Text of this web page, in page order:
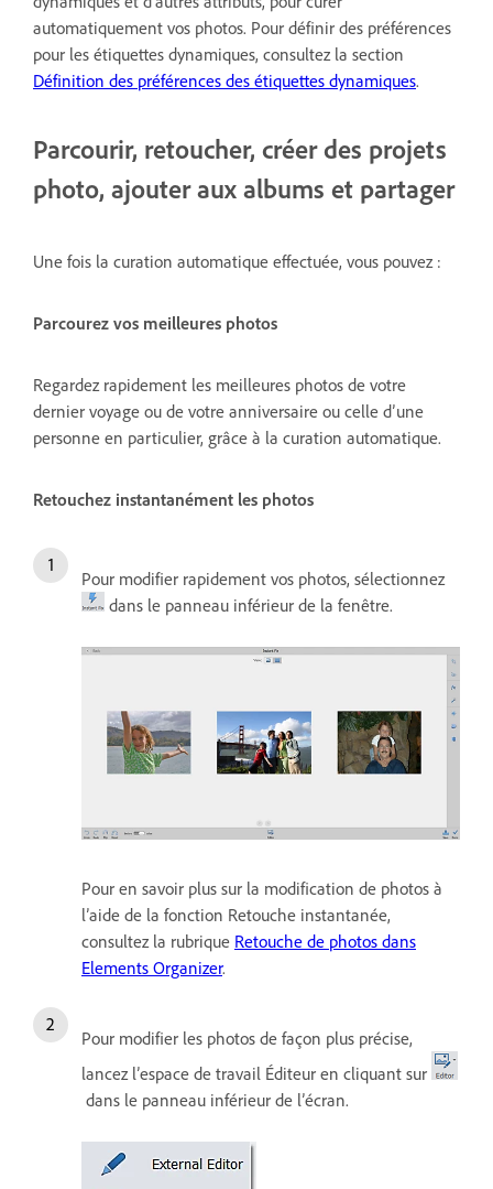
automatiquement vos photos. Pour définir des préférences
pour les étiquettes dynamiques, consultez la section
Définition des préférences des étiquettes dynamiques.
Parcourir, retoucher, créer des projets
photo, ajouter aux albums et partager
Une fois la curation automatique effectuée, vous pouvez :
Parcourez vos meilleures photos
Regardez rapidement les meilleures photos de votre
dernier voyage ou de votre anniversaire ou celle d’une
personne en particulier, grâce à la curation automatique.
Retouchez instantanément les photos
Pour modifier rapidement vos photos, sélectionnez
dans le panneau inférieur de la fenêtre.
Pour en savoir plus sur la modification de photos à
l’aide de la fonction Retouche instantanée,
consultez la rubrique Retouche de photos dans
Elements Organizer.
Pour modifier les photos de façon plus précise,
lancez l’espace de travail Éditeur en cliquant sur
dans le panneau inférieur de l’écran.